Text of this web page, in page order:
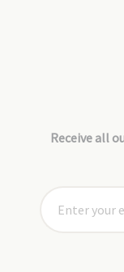
Receive all